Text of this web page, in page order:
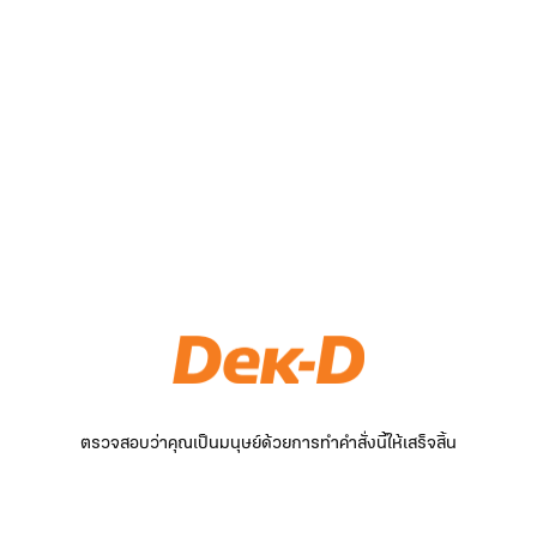
ตรวจสอบว่าคุณเป็นมนุษย์ด้วยการทำคำสั่งนี้ให้เสร็จสิ้น